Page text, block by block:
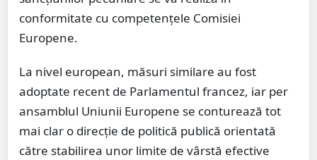
conformitate cu competențele Comisiei
Europene.
La nivel european, măsuri similare au fost
adoptate recent de Parlamentul francez, iar per
ansamblul Uniunii Europene se conturează tot
mai clar o direcție de politică publică orientată
către stabilirea unor limite de vârstă efective